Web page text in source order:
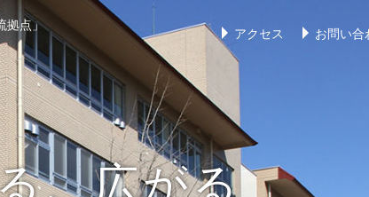
、広がる
拠点」
アクセス お問い合